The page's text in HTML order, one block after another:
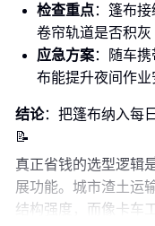
检查重点：篷布
卷帘轨道是否积灰
应急方案：随车
布能提升夜间作业
结论：把篷布纳入每
📝
真正省钱的选型逻辑
展功能。城市渣土运
结构强度，而像卡车